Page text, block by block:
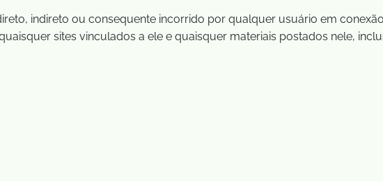
indireto ou consequente incorrido por qualquer usuário em
sites vinculados a ele e quaisquer materiais postados nele,